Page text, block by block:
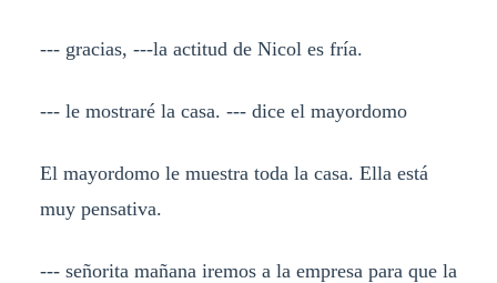
--- gracias, ---la actitud de Nicol es fría.
--- le mostraré la casa. --- dice el mayordomo
El mayordomo le muestra toda la casa. Ella está
muy pensativa.
--- señorita mañana iremos a la empresa para que la